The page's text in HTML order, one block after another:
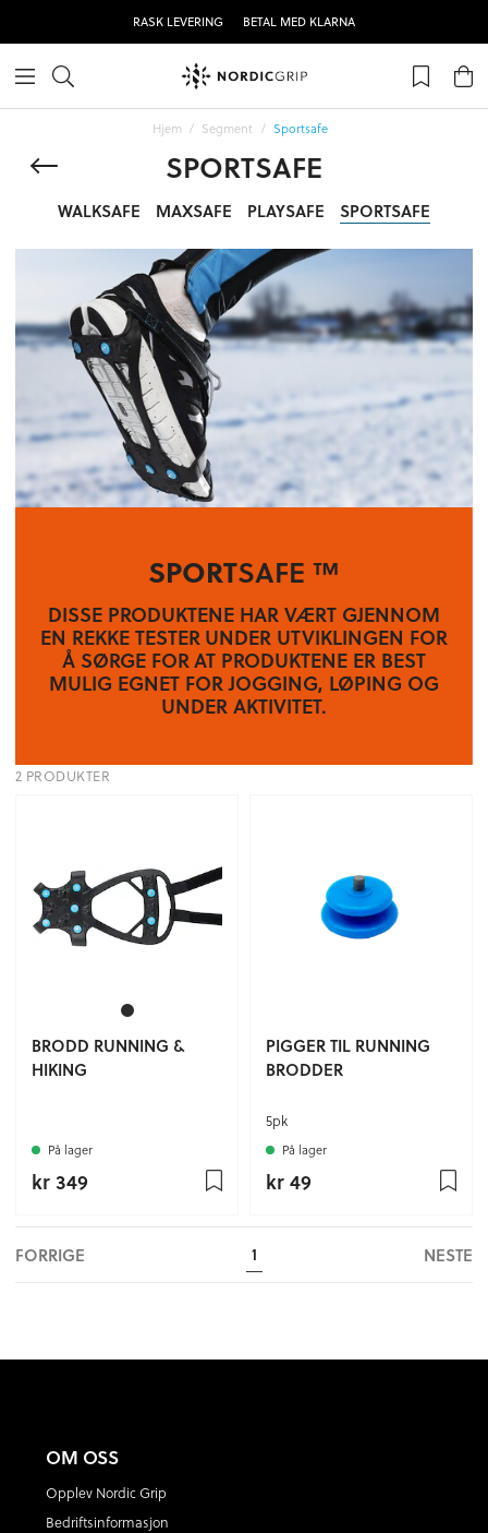
RASK LEVERING BETAL MED KLARNA
Hjem Segment Sportsafe
SPORTSAFE
WALKSAFE MAXSAFE PLAYSAFE SPORTSAFE
SPORTSAFE ™
DISSE PRODUKTENE HAR VÆRT GJENNOM
EN REKKE TESTER UNDER UTVIKLINGEN FOR
Å SØRGE FOR AT PRODUKTENE ER BEST
MULIG EGNET FOR JOGGING, LØPING OG
UNDER AKTIVITET.
2 PRODUKTER
BRODD RUNNING &
HIKING
På lager
kr 349
PIGGER TIL RUNNING
BRODDER
5pk
På lager
kr 49
FORRIGE 1 NESTE
OM OSS
Opplev Nordic Grip
Bedriftsinformasjon